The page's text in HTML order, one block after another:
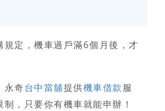
規定，機車過戶滿6個月後，才
永奇台中當舖提供機車借款 服
，只要你有機車就能申辦！